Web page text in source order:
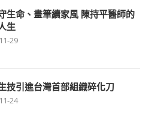
生命、畫筆續家風 陳持平醫師的
生
29
技引進台灣首部組織碎化刀
24